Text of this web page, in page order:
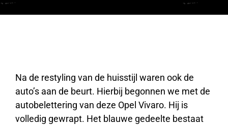
Na de restyling van de huisstijl waren ook de
auto’s aan de beurt. Hierbij begonnen we met de
autobelettering van deze Opel Vivaro. Hij is
volledig gewrapt. Het blauwe gedeelte bestaat